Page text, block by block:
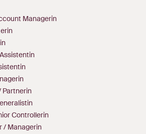
Managerin
Partnerin
Controllerin
/ Managerin